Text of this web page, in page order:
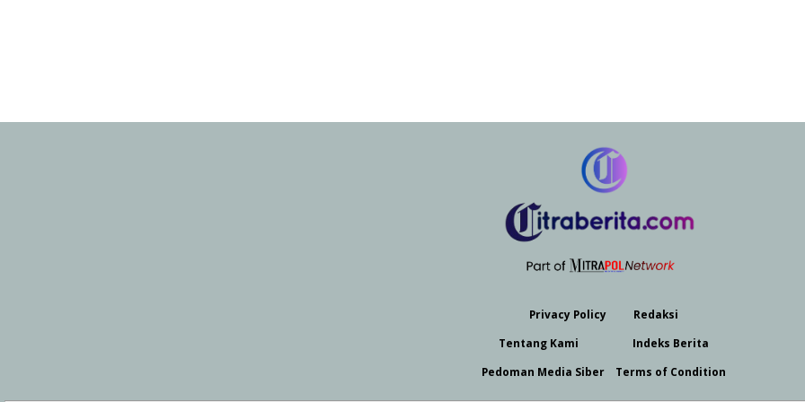
Privacy Policy
Redaksi
Tеntаng Kami
Indeks Berita
Pedoman Media Siber
Terms of Condition